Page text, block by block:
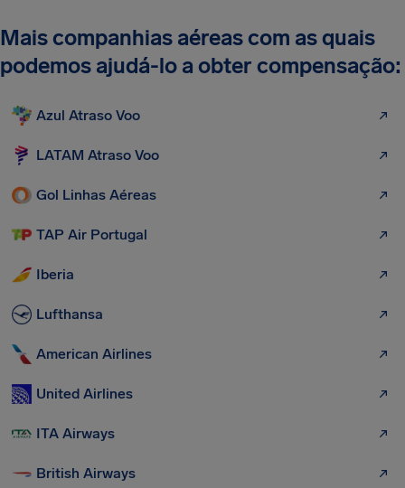
Mais companhias aéreas com as quais
podemos ajudá-lo a obter compensação:
Azul Atraso Voo
LATAM Atraso Voo
Gol Linhas Aéreas
TAP Air Portugal
Iberia
Lufthansa
American Airlines
United Airlines
ITA Airways
British Airways